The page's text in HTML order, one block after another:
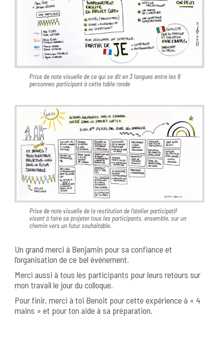
Prise de note visuelle de ce qui se dit en 3 langues entre les 8
personnes participant à cette table ronde
Prise de note visuelle de la restitution de l’atelier participatif
visant à faire se projeter tous les participants, ensemble, sur un
chemin vers un futur souhaitable.
Un grand merci à Benjamin pour sa confiance et
l’organisation de ce bel événement.
Merci aussi à tous les participants pour leurs retours sur
mon travail le jour du colloque.
Pour finir, merci à toi Benoit pour cette expérience à « 4
mains » et pour ton aide à sa préparation.